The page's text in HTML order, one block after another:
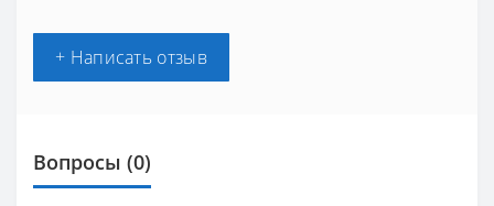
+ Написать отзыв
Вопросы (0)